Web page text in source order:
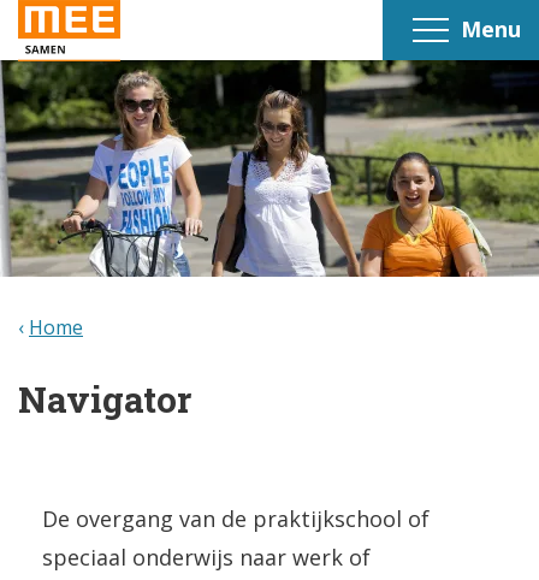
Menu
Home
Navigator
De overgang van de praktijkschool of
speciaal onderwijs naar werk of